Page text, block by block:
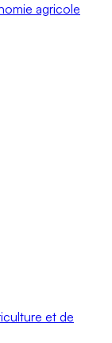
agricole
et de